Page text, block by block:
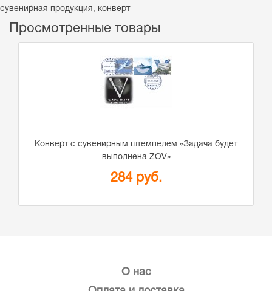
сувенирная продукция , конверт
Просмотренные товары
Конверт с сувенирным штемпелем «Задача будет
выполнена ZOV»
284 руб.
О нас